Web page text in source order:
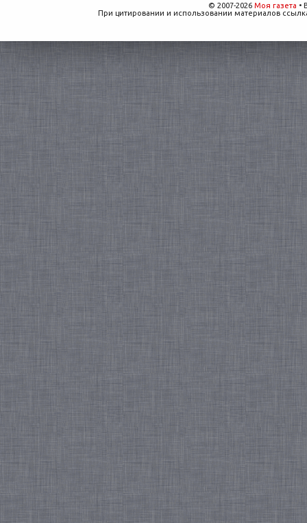
© 2007-2026 Моя газета •
При цитировании и использовании материалов